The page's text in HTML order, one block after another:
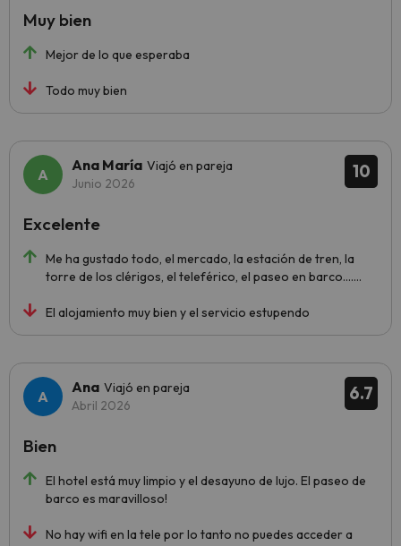
Mejor de lo que esperaba
Todo muy bien
Muy bien
10
Ana María Viajó en pareja
Junio 2026
Me ha gustado todo, el mercado, la estación de tren, la
torre de los clérigos, el teleférico, el paseo en barco…….
El alojamiento muy bien y el servicio estupendo
Excelente
6.7
Ana Viajó en pareja
Abril 2026
El hotel está muy limpio y el desayuno de lujo. El paseo de
barco es maravilloso!
No hay wifi en la tele por lo tanto no puedes acceder a
Bien